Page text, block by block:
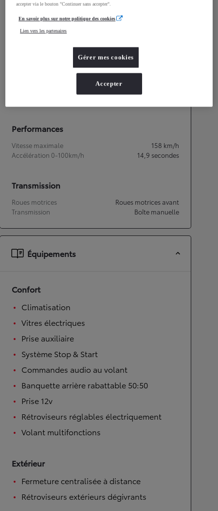
Largeur
1 740mm
Consommation mixte
Performances
Vitesse maximale 158 km/h
Accélération 0-100km/h
14,9 secondes
Transmission
Roues motrices
Roues motrices avant
Transmission
Boîte manuelle
Équipements
Confort
Climatisation
Vitres électriques
Prise auxiliaire
Système Stop & Start
Commandes audio au volant
Banquette arrière rabattable 50:50
Prise 12v
Rétroviseurs réglables électriquement
Volant multifonctions
Extérieur
Fermeture centralisée à distance
Rétroviseurs extérieurs dégivrants
accepter via le bouton "Continuer sans accepter".
En savoir plus sur notre politique des cookies
Lien vers les partenaires
Gérer mes cookies
Accepter